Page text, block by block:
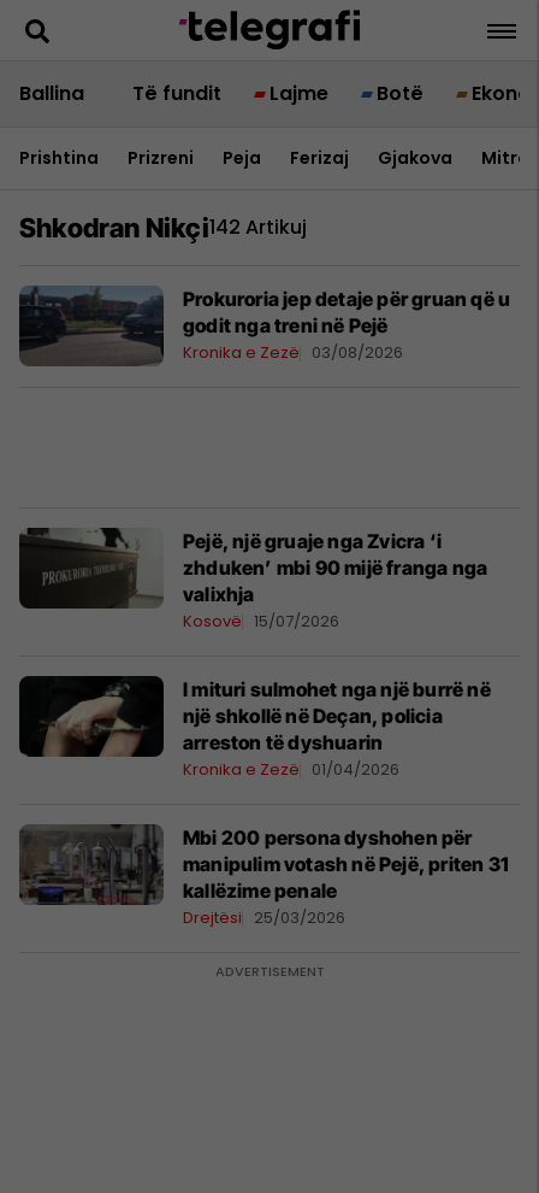
Ballina Të fundit Lajme Botë
Prishtina Prizreni Peja Ferizaj Gjakova
Shkodran Nikçi142 Artikuj
Prokuroria jep detaje për gruan që u
godit nga treni në Pejë
Kronika e Zezë 03/08/2026
Pejë, një gruaje nga Zvicra ‘i
zhduken’ mbi 90 mijë franga nga
valixhja
Kosovë 15/07/2026
I mituri sulmohet nga një burrë në
një shkollë në Deçan, policia
arreston të dyshuarin
Kronika e Zezë 01/04/2026
Mbi 200 persona dyshohen për
manipulim votash në Pejë, priten 31
kallëzime penale
Drejtësi 25/03/2026